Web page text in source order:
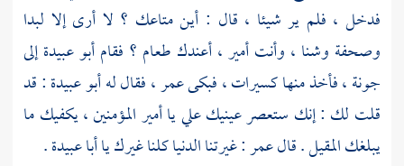
فدخل ، فلم ير شيئا ، قال : أين متاعك ؟ لا أرى إلا لبدا
وصحفة وشنا ، وأنت أمير ، أعندك طعام ؟ فقامأبو عبيدةإلى
جونة ، فأخذ منها كسيرات ، فبكىعمر ،فقال لهأبو عبيدة: قد
قلت لك : إنك ستعصر عينيك علي يا أمير المؤمنين ، يكفيك ما
يبلغك المقيل . قالعمر: غيرتنا الدنيا كلنا غيرك ياأبا عبيدة.